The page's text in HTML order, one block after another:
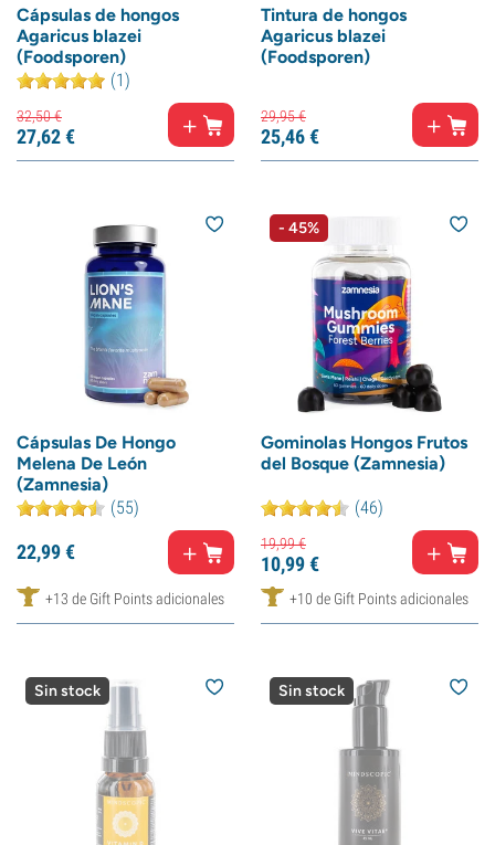
Cápsulas de hongos
Agaricus blazei
(Foodsporen)
(1)
32,50€
27,62€
Tintura de hongos
Agaricus blazei
(Foodsporen)
29,95€
25,46€
Cápsulas De Hongo
Melena De León
(Zamnesia)
(55)
22,99€
+13 de Gift Points adicionales
- 45%
Gominolas Hongos Frutos
del Bosque (Zamnesia)
(46)
19,99€
10,99€
+10 de Gift Points adicionales
Sin stock Sin stock